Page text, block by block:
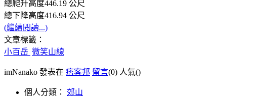
總爬升高度446.19 公尺
總下降高度416.94 公尺
(繼續閱讀...)
文章標籤：
小百岳 微笑山線
imNanako 發表在 痞客邦 留言(0) 人氣()
個人分類： 郊山